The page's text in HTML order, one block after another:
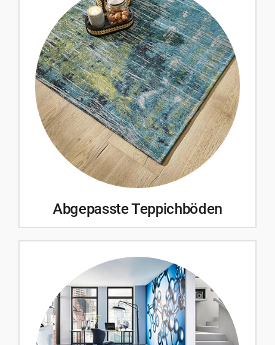
Abgepasste Teppichböden